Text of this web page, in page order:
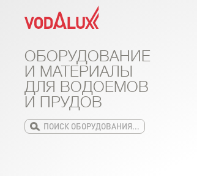
ОБОРУДОВАНИЕ
И МАТЕРИАЛЫ
ДЛЯ ВОДОЕМОВ
И ПРУДОВ